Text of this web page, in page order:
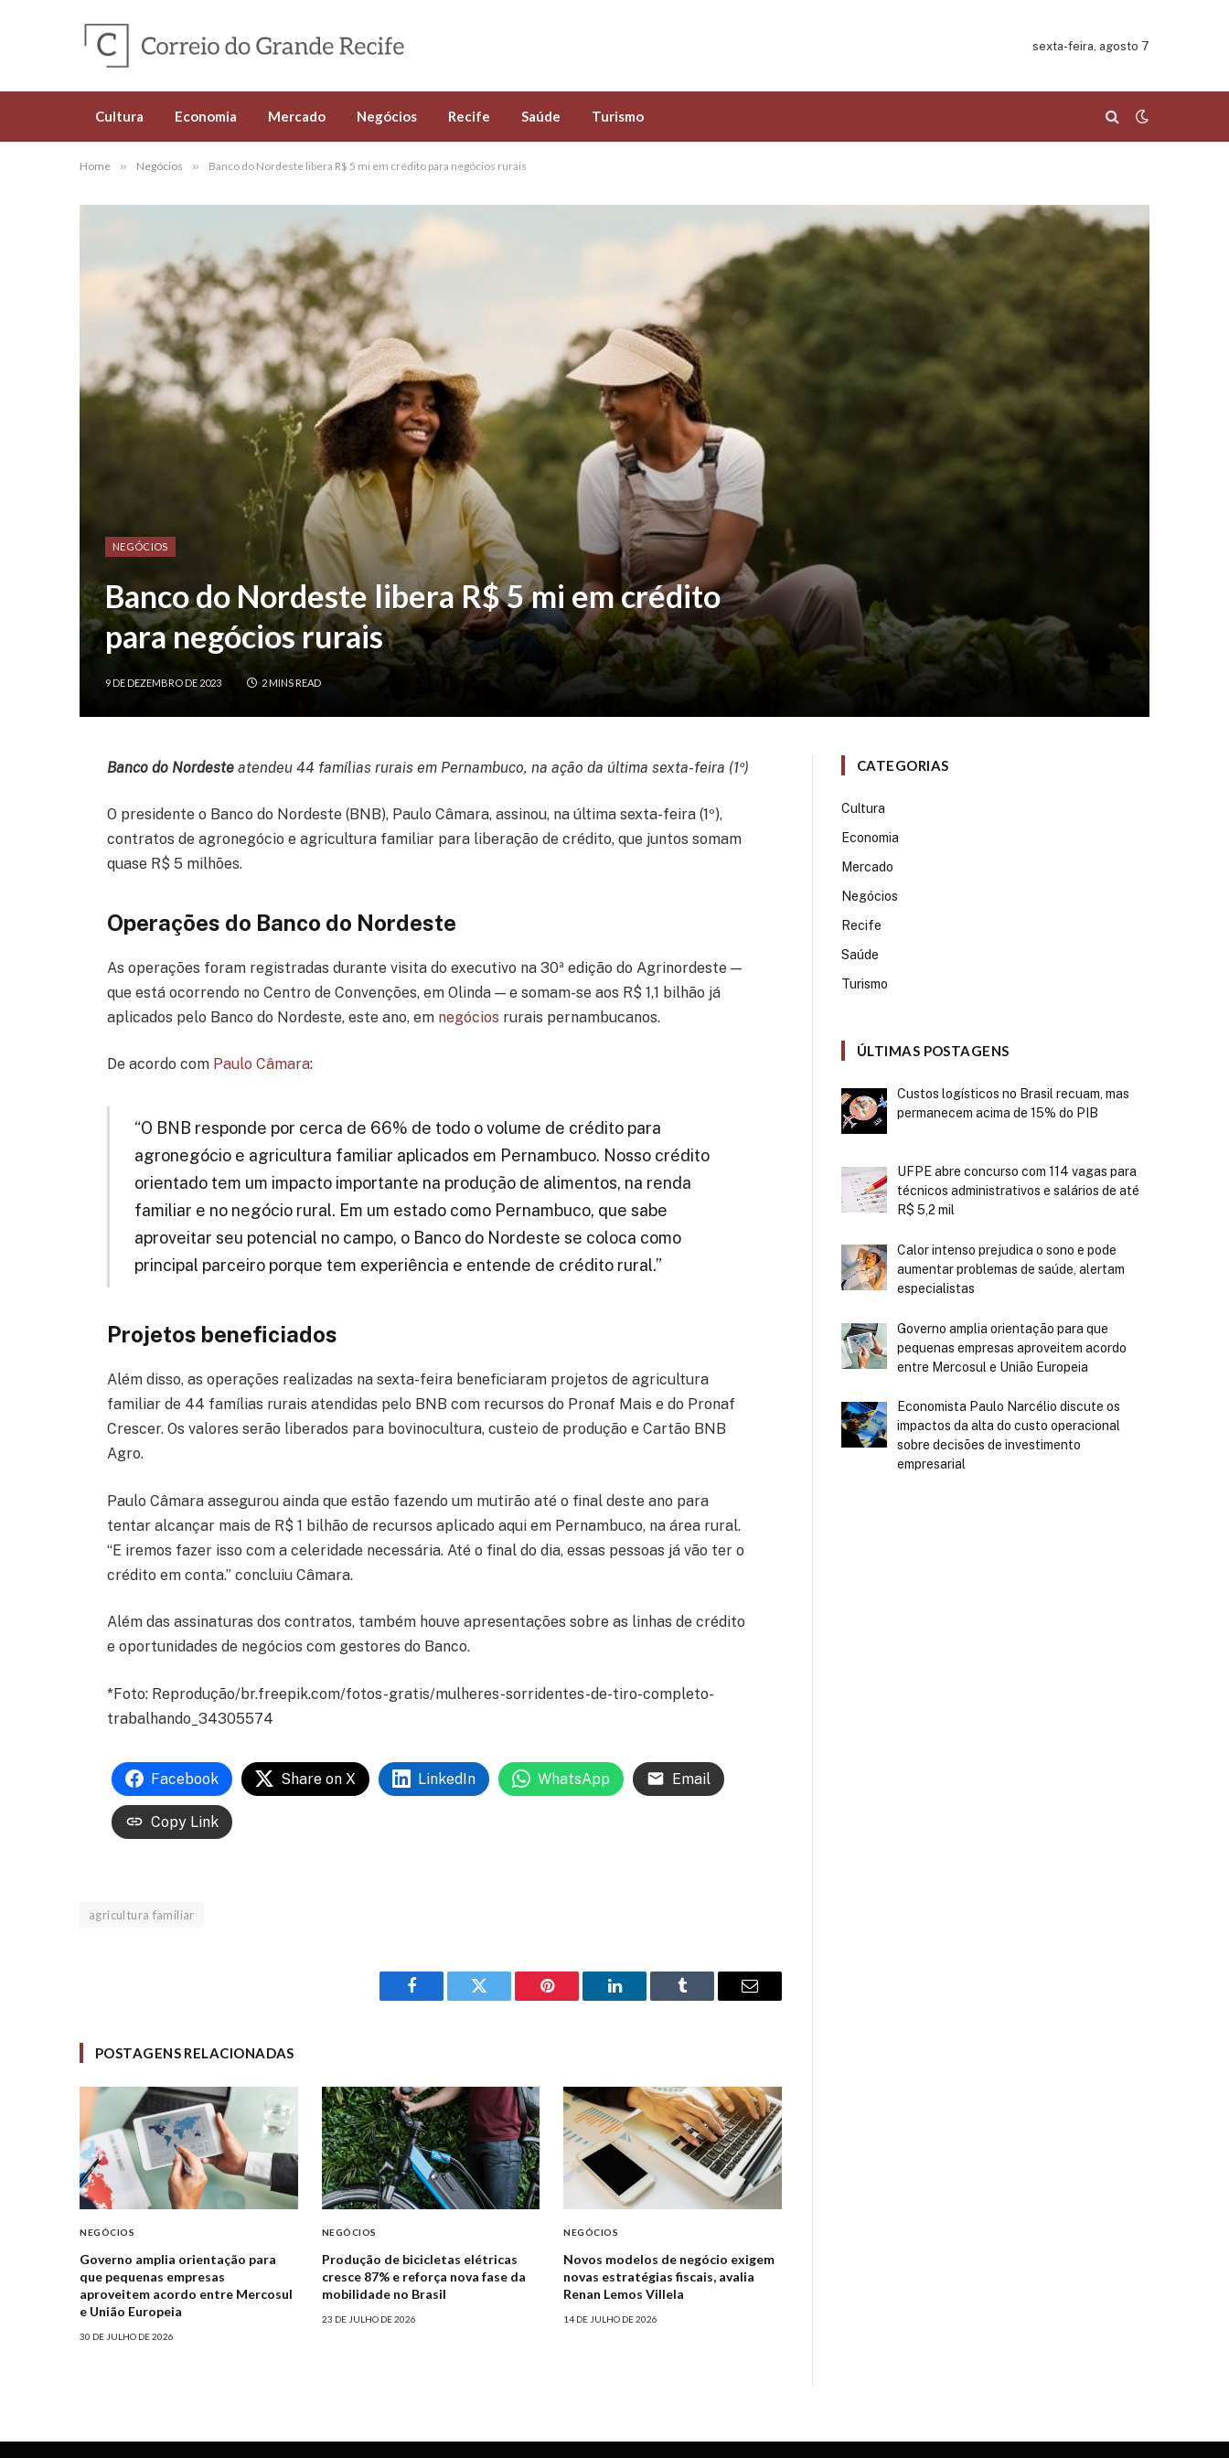
sexta-feira, agosto 7
Cultura Economia Mercado Negócios Recife Saúde Turismo
Home » Negócios » Banco do Nordeste libera R$ 5 mi em crédito para negócios rurais
NEGÓCIOS
Banco do Nordeste libera R$ 5 mi em crédito
para negócios rurais
9 DE DEZEMBRO DE 2023 2 MINS READ
Banco do Nordeste atendeu 44 famílias rurais em Pernambuco, na ação da última sexta-feira (1º)
O presidente o Banco do Nordeste (BNB), Paulo Câmara, assinou, na última sexta-feira (1º),
contratos de agronegócio e agricultura familiar para liberação de crédito, que juntos somam
quase R$ 5 milhões.
Operações do Banco do Nordeste
As operações foram registradas durante visita do executivo na 30ª edição do Agrinordeste —
que está ocorrendo no Centro de Convenções, em Olinda — e somam-se aos R$ 1,1 bilhão já
aplicados pelo Banco do Nordeste, este ano, em negócios rurais pernambucanos.
De acordo com Paulo Câmara:
“O BNB responde por cerca de 66% de todo o volume de crédito para
agronegócio e agricultura familiar aplicados em Pernambuco. Nosso crédito
orientado tem um impacto importante na produção de alimentos, na renda
familiar e no negócio rural. Em um estado como Pernambuco, que sabe
aproveitar seu potencial no campo, o Banco do Nordeste se coloca como
principal parceiro porque tem experiência e entende de crédito rural.”
Projetos beneficiados
Além disso, as operações realizadas na sexta-feira beneficiaram projetos de agricultura
familiar de 44 famílias rurais atendidas pelo BNB com recursos do Pronaf Mais e do Pronaf
Crescer. Os valores serão liberados para bovinocultura, custeio de produção e Cartão BNB
Agro.
Paulo Câmara assegurou ainda que estão fazendo um mutirão até o final deste ano para
tentar alcançar mais de R$ 1 bilhão de recursos aplicado aqui em Pernambuco, na área rural.
“E iremos fazer isso com a celeridade necessária. Até o final do dia, essas pessoas já vão ter o
crédito em conta.” concluiu Câmara.
Além das assinaturas dos contratos, também houve apresentações sobre as linhas de crédito
e oportunidades de negócios com gestores do Banco.
*Foto: Reprodução/br.freepik.com/fotos-gratis/mulheres-sorridentes-de-tiro-completo-
trabalhando_34305574
Facebook Share on X LinkedIn WhatsApp Email
Copy Link
agricultura familiar
Facebook Twitter Pinterest LinkedIn Tumblr Email
POSTAGENS RELACIONADAS
NEGÓCIOS
Governo amplia orientação para
que pequenas empresas
aproveitem acordo entre Mercosul
e União Europeia
30 DE JULHO DE 2026
NEGÓCIOS
Produção de bicicletas elétricas
cresce 87% e reforça nova fase da
mobilidade no Brasil
23 DE JULHO DE 2026
NEGÓCIOS
Novos modelos de negócio exigem
novas estratégias fiscais, avalia
Renan Lemos Villela
14 DE JULHO DE 2026
CATEGORIAS
Cultura
Economia
Mercado
Negócios
Recife
Saúde
Turismo
ÚLTIMAS POSTAGENS
Custos logísticos no Brasil recuam, mas
permanecem acima de 15% do PIB
UFPE abre concurso com 114 vagas para
técnicos administrativos e salários de até
R$ 5,2 mil
Calor intenso prejudica o sono e pode
aumentar problemas de saúde, alertam
especialistas
Governo amplia orientação para que
pequenas empresas aproveitem acordo
entre Mercosul e União Europeia
Economista Paulo Narcélio discute os
impactos da alta do custo operacional
sobre decisões de investimento
empresarial